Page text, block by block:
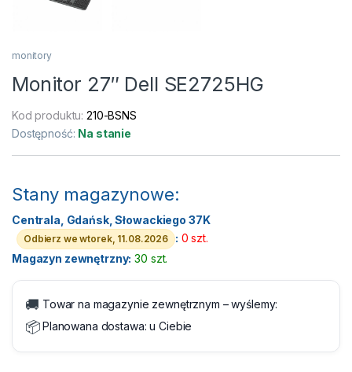
monitory
Monitor 27″ Dell SE2725HG
Kod produktu:210-BSNS
Dostępność: Na stanie
Stany magazynowe:
Centrala, Gdańsk, Słowackiego 37K
Odbierz we wtorek, 11.08.2026 : 0 szt.
Magazyn zewnętrzny: 30 szt.
🚚 Towar na magazynie zewnętrznym – wyślemy:
📦Planowana dostawa:u Ciebie